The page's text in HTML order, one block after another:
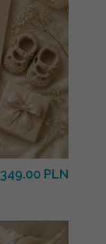
349.00 PLN